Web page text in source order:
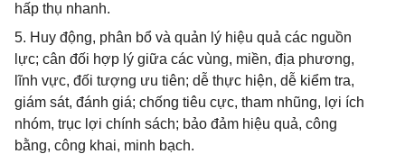
hấp thụ nhanh.
5. Huy động, phân bổ và quản lý hiệu quả các nguồn
lực; cân đối hợp lý giữa các vùng, miền, địa phương,
lĩnh vực, đối tượng ưu tiên; dễ thực hiện, dễ kiểm tra,
giám sát, đánh giá; chống tiêu cực, tham nhũng, lợi ích
nhóm, trục lợi chính sách; bảo đảm hiệu quả, công
bằng, công khai, minh bạch.